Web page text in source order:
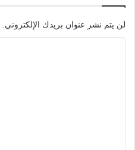
لن يتم نشر عنوان بريدك الإلكتروني.